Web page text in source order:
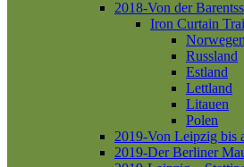
2018-Von der
Iron Curtain
Russland
Estland
Lettland
Litauen
Polen
2019-Von Leipzig bis
2019-Der Berliner